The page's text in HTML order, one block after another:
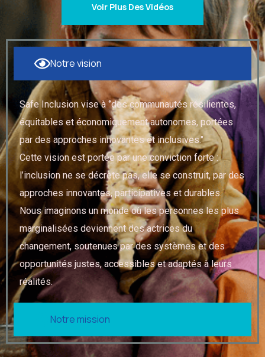
Voir Plus Des Vidéos
Notre vision
Notre mission
Safe Inclusion vise à ‘’des communautés résilientes,
équitables et économiquement autonomes, portées
par des approches innovantes et inclusives."
Cette vision est portée par une conviction forte :
l’inclusion ne se décrète pas, elle se construit, par des
approches innovantes, participatives et durables.
Nous imaginons un monde où les personnes les plus
marginalisées deviennent des actrices du
changement, soutenues par des systèmes et des
opportunités justes, accessibles et adaptés à leurs
réalités.